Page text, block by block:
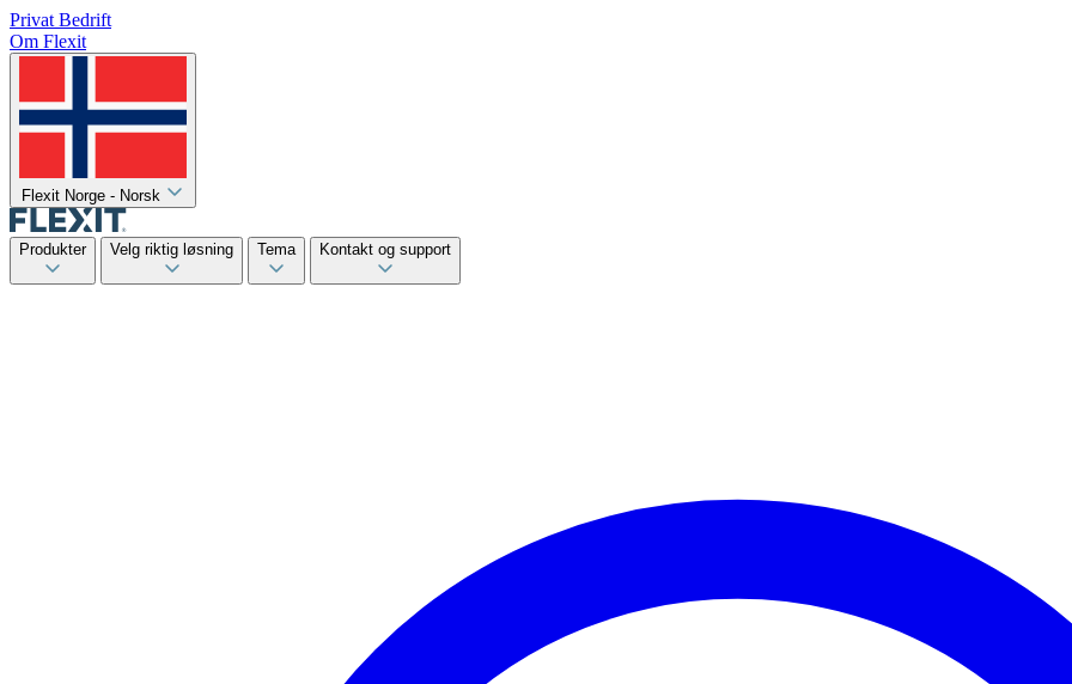
Privat Bedrift
Om Flexit
Flexit Norge - Norsk
Produkter Velg riktig løsning Tema Kontakt og support